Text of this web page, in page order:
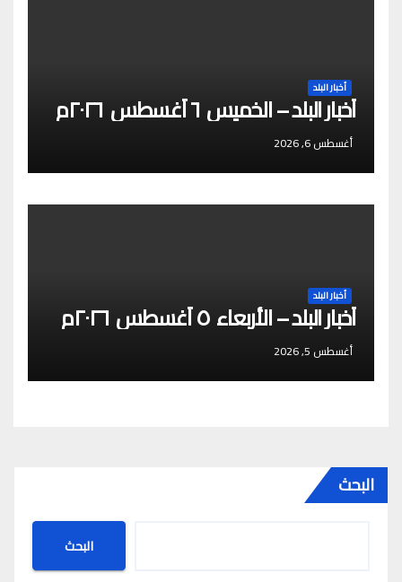
أخبار البلد
أخبار البلد – الخميس ٦ أغسطس ٢٠٢٦م
أغسطس 6, 2026
أخبار البلد
أخبار البلد – الأربعاء ٥ أغسطس ٢٠٢٦م
أغسطس 5, 2026
البحث
البحث